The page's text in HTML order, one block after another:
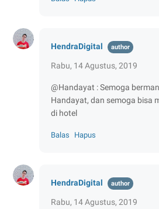
HendraDigital
Rabu, 14 Agustus, 2019
@Handayat : Semoga
Handayat, dan semoga bisa
di hotel
Balas Hapus
HendraDigital
Rabu, 14 Agustus, 2019